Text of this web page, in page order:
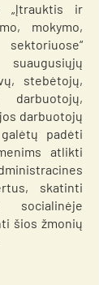
„Įtrauktis ir
mokymo,
stebėtojų,
darbuotojų,
darbuotojų
padėti
atlikti
skatinti
socialinėje
šios žmonių